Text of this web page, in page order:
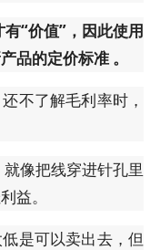
“价值”，因此使用
品的定价标准 。
不了解毛利率时，
就像把线穿进针孔里
益。
是可以卖出去，但